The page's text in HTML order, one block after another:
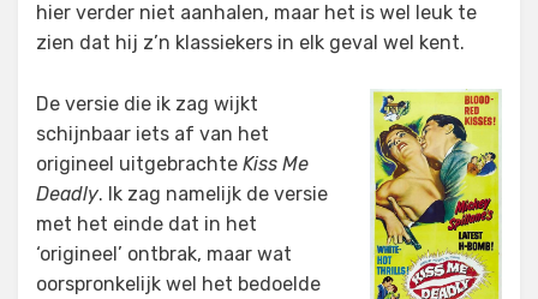
hier verder niet aanhalen, maar het is wel leuk te
zien dat hij z’n klassiekers in elk geval wel kent.
De versie die ik zag wijkt
schijnbaar iets af van het
origineel uitgebrachte Kiss Me
Deadly. Ik zag namelijk de versie
met het einde dat in het
‘origineel’ ontbrak, maar wat
oorspronkelijk wel het bedoelde